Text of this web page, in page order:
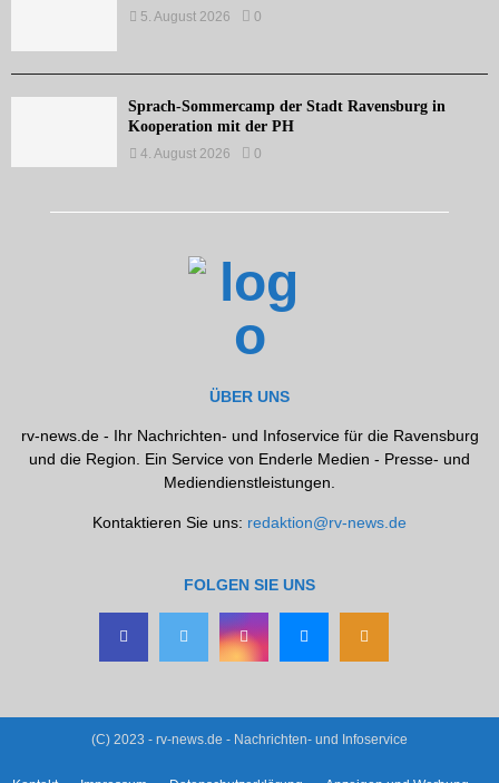
5. August 2026 0
Sprach-Sommercamp der Stadt Ravensburg in
Kooperation mit der PH
4. August 2026 0
ÜBER UNS
rv-news.de - Ihr Nachrichten- und Infoservice für die Ravensburg
und die Region. Ein Service von Enderle Medien - Presse- und
Mediendienstleistungen.
Kontaktieren Sie uns: redaktion@rv-news.de
FOLGEN SIE UNS
(C) 2023 - rv-news.de - Nachrichten- und Infoservice